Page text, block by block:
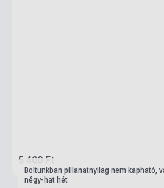
5 400 Ft
Boltunkban pillanatnyilag nem kapható,
négy-hat hét